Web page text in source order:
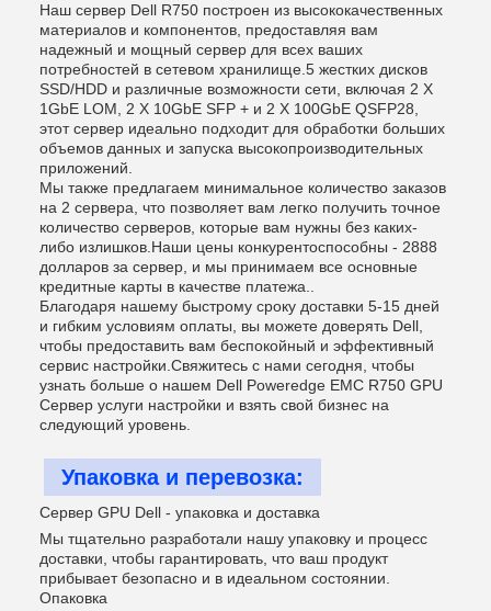
Наш сервер Dell R750 построен из высококачественных
материалов и компонентов, предоставляя вам
надежный и мощный сервер для всех ваших
потребностей в сетевом хранилище.5 жестких дисков
SSD/HDD и различные возможности сети, включая 2 X
1GbE LOM, 2 X 10GbE SFP + и 2 X 100GbE QSFP28,
этот сервер идеально подходит для обработки больших
объемов данных и запуска высокопроизводительных
приложений.
Мы также предлагаем минимальное количество заказов
на 2 сервера, что позволяет вам легко получить точное
количество серверов, которые вам нужны без каких-
либо излишков.Наши цены конкурентоспособны - 2888
долларов за сервер, и мы принимаем все основные
кредитные карты в качестве платежа..
Благодаря нашему быстрому сроку доставки 5-15 дней
и гибким условиям оплаты, вы можете доверять Dell,
чтобы предоставить вам беспокойный и эффективный
сервис настройки.Свяжитесь с нами сегодня, чтобы
узнать больше о нашем Dell Poweredge EMC R750 GPU
Сервер услуги настройки и взять свой бизнес на
следующий уровень.
Упаковка и перевозка:
Сервер GPU Dell - упаковка и доставка
Мы тщательно разработали нашу упаковку и процесс
доставки, чтобы гарантировать, что ваш продукт
прибывает безопасно и в идеальном состоянии.
Опаковка